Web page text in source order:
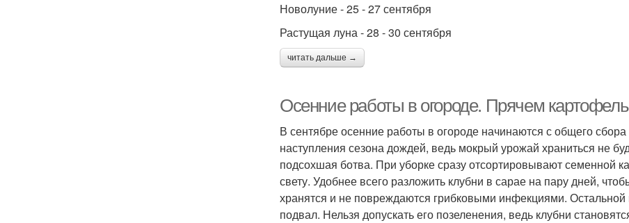
Новолуние - 25 - 27 сентября
Растущая луна - 28 - 30 сентября
читать дальше →
Осенние работы в огороде. Прячем
В сентябре осенние работы в огороде начинаются с общего
наступления сезона дождей, ведь мокрый урожай храниться не
подсохшая ботва. При уборке сразу отсортировывают семенной
свету. Удобнее всего разложить клубни в сарае на пару дней,
хранятся и не повреждаются грибковыми инфекциями. Остальной
подвал. Нельзя допускать его позеленения, ведь клубни